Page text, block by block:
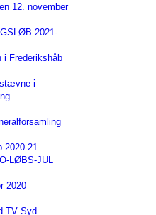
12. november
2021-
i Frederikshåb
i
2020-21
LØBS-JUL
2020
TV Syd